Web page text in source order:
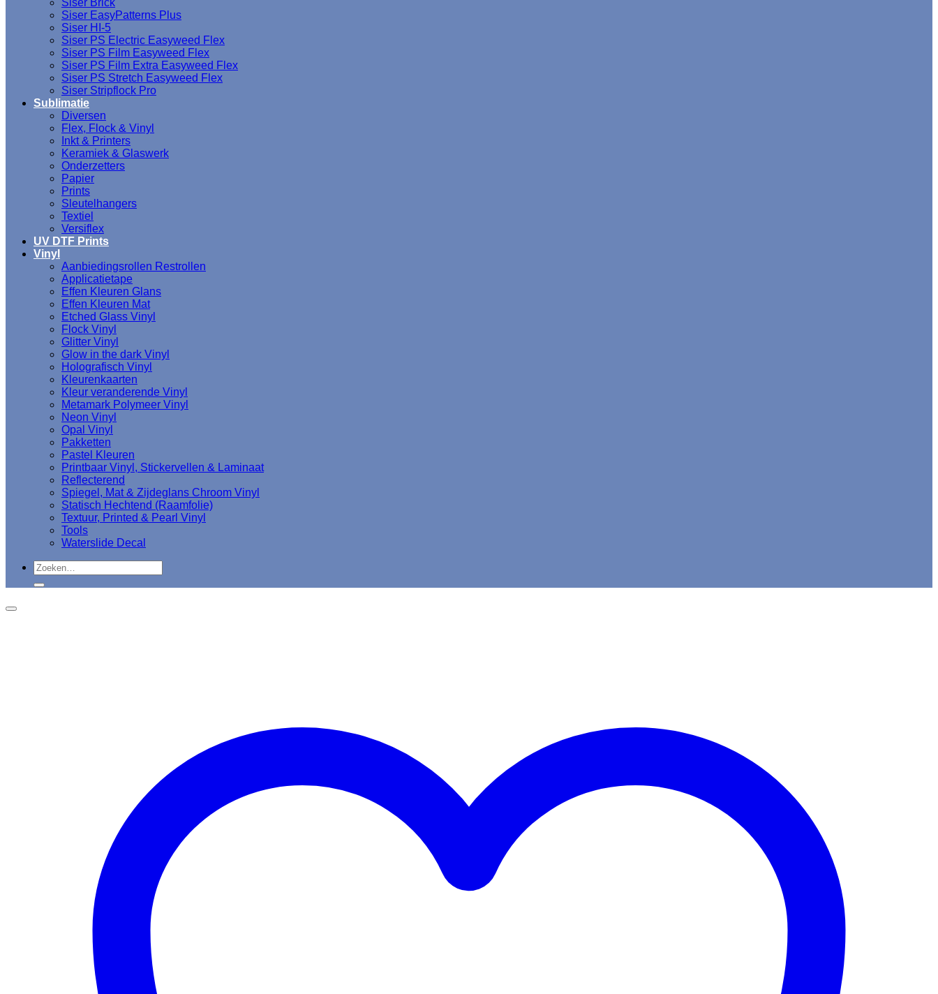
Siser Brick
Siser EasyPatterns Plus
Siser HI-5
Siser PS Electric Easyweed Flex
Siser PS Film Easyweed Flex
Siser PS Film Extra Easyweed Flex
Siser PS Stretch Easyweed Flex
Siser Stripflock Pro
Sublimatie
Diversen
Flex, Flock & Vinyl
Inkt & Printers
Keramiek & Glaswerk
Onderzetters
Papier
Prints
Sleutelhangers
Textiel
Versiflex
UV DTF Prints
Vinyl
Aanbiedingsrollen Restrollen
Applicatietape
Effen Kleuren Glans
Effen Kleuren Mat
Etched Glass Vinyl
Flock Vinyl
Glitter Vinyl
Glow in the dark Vinyl
Holografisch Vinyl
Kleurenkaarten
Kleur veranderende Vinyl
Metamark Polymeer Vinyl
Neon Vinyl
Opal Vinyl
Pakketten
Pastel Kleuren
Printbaar Vinyl, Stickervellen & Laminaat
Reflecterend
Spiegel, Mat & Zijdeglans Chroom Vinyl
Statisch Hechtend (Raamfolie)
Textuur, Printed & Pearl Vinyl
Tools
Waterslide Decal
Zoeken
naar: